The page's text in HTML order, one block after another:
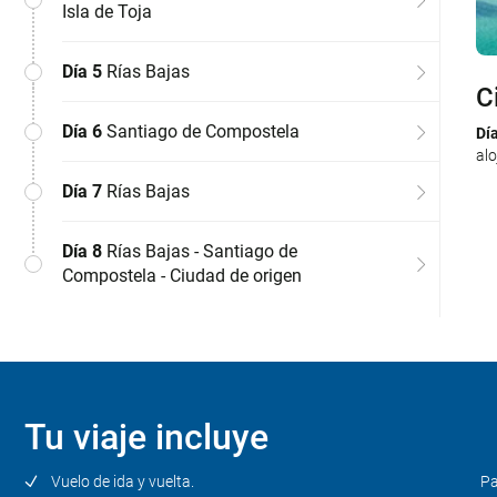
Isla de Toja
Día 5 Rías Bajas
Día 6 Santiago de Compostela
Día 7 Rías Bajas
Día 8 Rías Bajas - Santiago de
Compostela - Ciudad de origen
el
Tu viaje incluye
Vuelo de ida y vuelta.